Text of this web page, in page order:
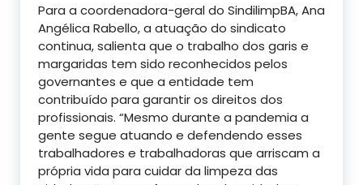
Para a coordenadora-geral do SindilimpBA, Ana
Angélica Rabello, a atuação do sindicato
continua, salienta que o trabalho dos garis e
margaridas tem sido reconhecidos pelos
governantes e que a entidade tem
contribuído para garantir os direitos dos
profissionais. “Mesmo durante a pandemia a
gente segue atuando e defendendo esses
trabalhadores e trabalhadoras que arriscam a
própria vida para cuidar da limpeza das